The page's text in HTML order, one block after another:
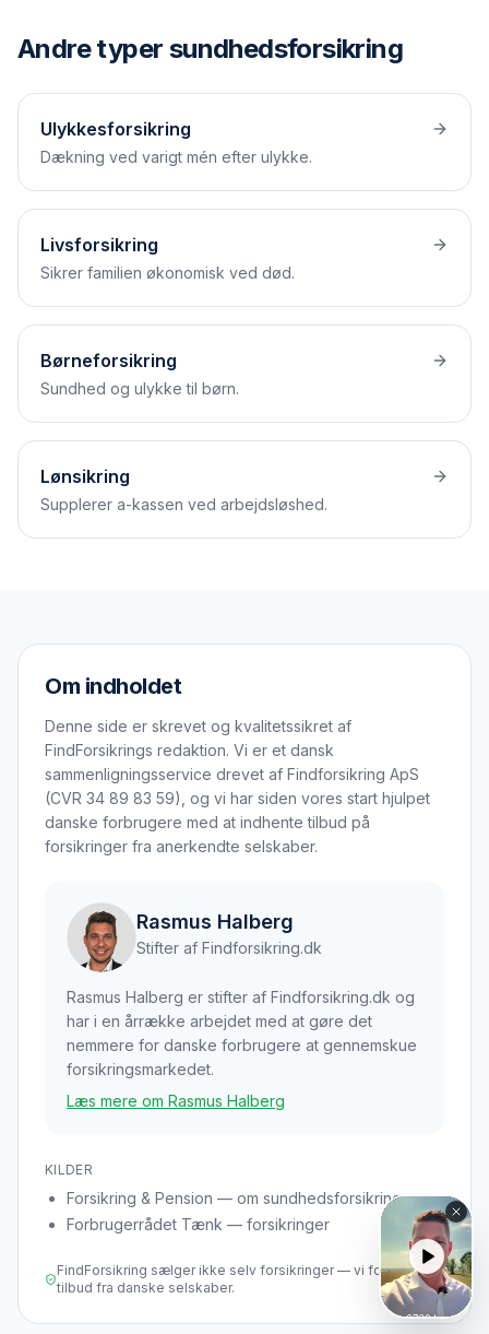
Andre typer sundhedsforsikring
Ulykkesforsikring
Dækning ved varigt mén efter ulykke.
Livsforsikring
Sikrer familien økonomisk ved død.
Børneforsikring
Sundhed og ulykke til børn.
Lønsikring
Supplerer a-kassen ved arbejdsløshed.
Om indholdet
Denne side er skrevet og kvalitetssikret af
FindForsikrings redaktion. Vi er et dansk
sammenligningsservice drevet af Findforsikring ApS
(CVR 34 89 83 59), og vi har siden vores start hjulpet
danske forbrugere med at indhente tilbud på
forsikringer fra anerkendte selskaber.
Rasmus Halberg
Stifter af Findforsikring.dk
Rasmus Halberg er stifter af Findforsikring.dk og
har i en årrække arbejdet med at gøre det
nemmere for danske forbrugere at gennemskue
forsikringsmarkedet.
Læs mere om Rasmus Halberg
KILDER
Forsikring & Pension — om sundhedsforsikring
Forbrugerrådet Tænk — forsikringer
FindForsikring sælger ikke selv forsikringer — vi formidler
tilbud fra danske selskaber.